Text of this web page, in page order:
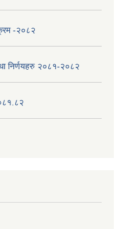
-२०८२
निर्णयहरु २०८१-२०८२